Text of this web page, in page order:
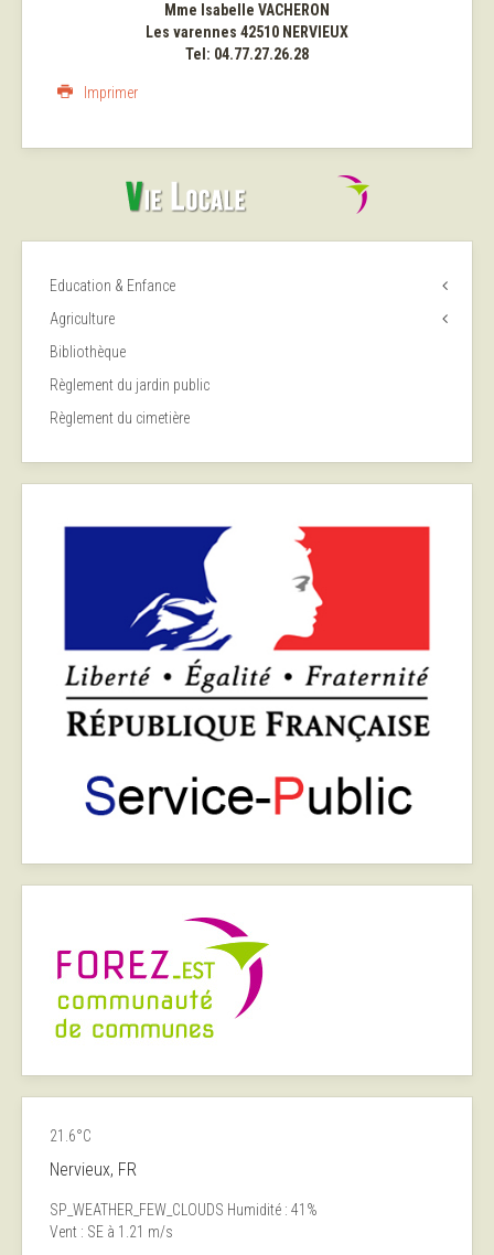
Mme Isabelle VACHERON
Les varennes 42510 NERVIEUX
Tel: 04.77.27.26.28
Imprimer
Education & Enfance
Agriculture
Bibliothèque
Règlement du jardin public
Règlement du cimetière
21.6°C
Nervieux, FR
SP_WEATHER_FEW_CLOUDS Humidité : 41%
Vent : SE à 1.21 m/s